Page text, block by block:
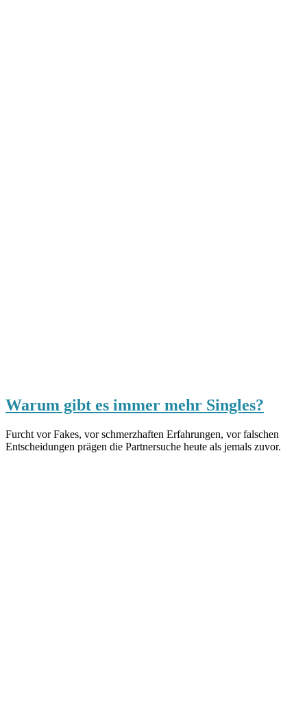
Warum gibt es immer mehr Singles?
Furcht vor Fakes, vor schmerzhaften Erfahrungen, vor falschen
Entscheidungen prägen die Partnersuche heute als jemals zuvor.